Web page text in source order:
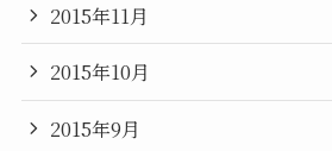
2015年11月
2015年10月
2015年9月